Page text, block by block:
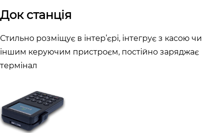
Док станція
Стильно розміщує в інтер’єрі, інтегрує з касою чи
іншим керуючим пристроєм, постійно заряджає
термінал